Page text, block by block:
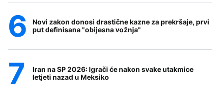
Novi zakon donosi drastične kazne za prekršaje, prvi
put definisana "obijesna vožnja"
Iran na SP 2026: Igrači će nakon svake utakmice
letjeti nazad u Meksiko